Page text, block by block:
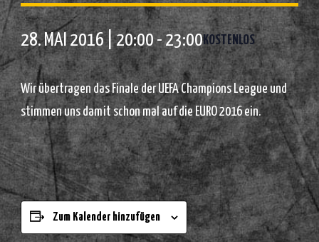
28. MAI 2016 | 20:00 -23:00KOSTENLOS
Wir übertragen das Finale der UEFA Champions League und
stimmen uns damit schon mal auf die EURO 2016 ein.
Zum Kalender hinzufügen